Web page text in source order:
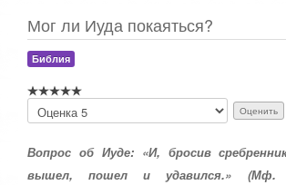
Мог ли Иуда покаяться?
Библия
о
а
л
Вопрос об Иуде: «И, бросив
вышел, пошел и удавился.»